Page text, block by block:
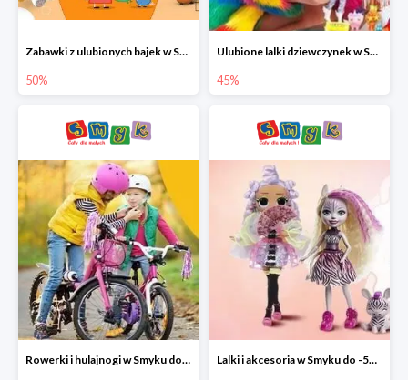
Zabawki z ulubionych bajek w Smyku do -50%
50%
Ulubione lalki dziewczynek w Smyku do -45%
45%
Rowerki i hulajnogi w Smyku do -50% Lalki i akcesoria w Smyku do -52%